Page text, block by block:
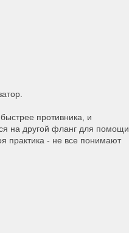
противника, и
на другой фланг для помощи
практика - не все понимают